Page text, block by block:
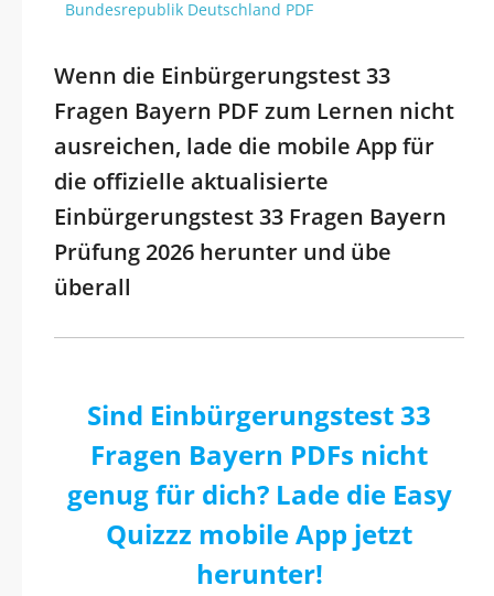
Bundesrepublik Deutschland PDF
Wenn die Einbürgerungstest 33
Fragen Bayern PDF zum Lernen nicht
ausreichen, lade die mobile App für
die offizielle aktualisierte
Einbürgerungstest 33 Fragen Bayern
Prüfung 2026 herunter und übe
überall
Sind Einbürgerungstest 33
Fragen Bayern PDFs nicht
genug für dich? Lade die Easy
Quizzz mobile App jetzt
herunter!